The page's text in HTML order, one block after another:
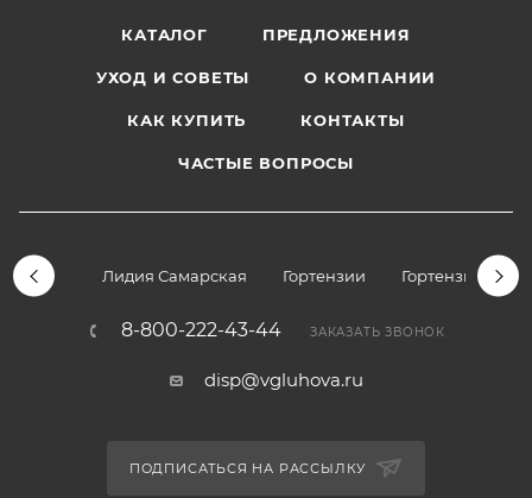
КАТАЛОГ ПРЕДЛОЖЕНИЯ
УХОД И СОВЕТЫ О КОМПАНИИ
КАК КУПИТЬ КОНТАКТЫ
ЧАСТЫЕ ВОПРОСЫ
Лидия Самарская Гортензии Гортензии
8-800-222-43-44 ЗАКАЗАТЬ ЗВОНОК
disp@vgluhova.ru
ПОДПИСАТЬСЯ НА РАССЫЛКУ